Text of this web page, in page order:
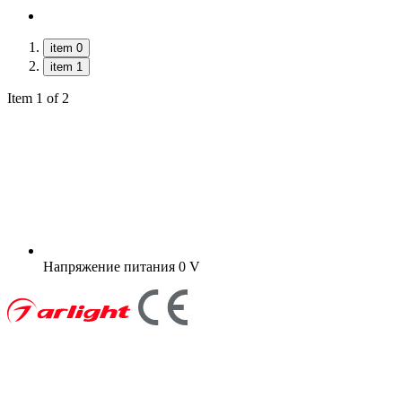
item 0
item 1
Item 1 of 2
Напряжение питания 0 V